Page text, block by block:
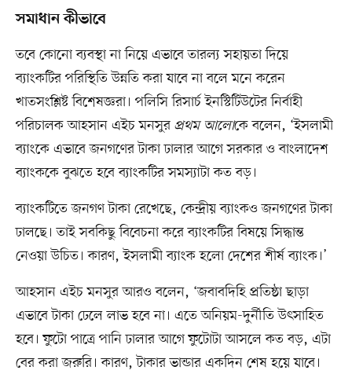
সমাধান কীভাবে
তবে কোনো ব্যবস্থা না নিয়ে এভাবে তারল্য সহায়তা দিয়ে
ব্যাংকটির পরিস্থিতি উন্নতি করা যাবে না বলে মনে করেন
খাতসংশ্লিষ্ট বিশেষজ্ঞরা। পলিসি রিসার্চ ইনস্টিটিউটের নির্বাহী
পরিচালক আহসান এইচ মনসুর প্রথম আলোকে বলেন, ‘ইসলামী
ব্যাংকে এভাবে জনগণের টাকা ঢালার আগে সরকার ও বাংলাদেশ
ব্যাংককে বুঝতে হবে ব্যাংকটির সমস্যাটা কত বড়।
ব্যাংকটিতে জনগণ টাকা রেখেছে, কেন্দ্রীয় ব্যাংকও জনগণের টাকা
ঢালছে। তাই সবকিছু বিবেচনা করে ব্যাংকটির বিষয়ে সিদ্ধান্ত
নেওয়া উচিত। কারণ, ইসলামী ব্যাংক হলো দেশের শীর্ষ ব্যাংক।’
আহসান এইচ মনসুর আরও বলেন, ‘জবাবদিহি প্রতিষ্ঠা ছাড়া
এভাবে টাকা ঢেলে লাভ হবে না। এতে অনিয়ম-দুর্নীতি উৎসাহিত
হবে। ফুটো পাত্রে পানি ঢালার আগে ফুটোটা আসলে কত বড়, এটা
বের করা জরুরি। কারণ, টাকার ভান্ডার একদিন শেষ হয়ে যাবে।